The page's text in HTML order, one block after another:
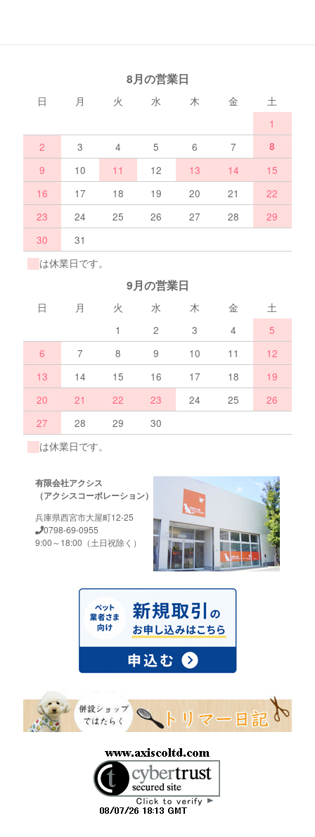
8月の営業日
日 月 火 水 木 金
土
1
2
3 4 5 6 7 8
9 10 11 12 13 14
15
16
17 18 19 20 21
22
23
24 25 26 27 28
29
30
31
は休業日です。
9月の営業日
日 月 火 水 木 金
土
1
2 3 4
5
6
7 8 9 10 11
12
13
14 15 16 17 18
19
20
21 22 23 24 25
26
27
28 29
30
は休業日です。
有限会社アクシス
（アクシスコーポレーション）
兵庫県西宮市大屋町12-25
0798-69-0955
9:00～18:00（土日祝除く）